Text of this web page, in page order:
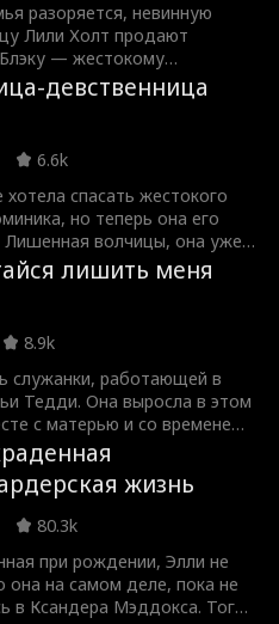
разоряется, невинную
Лили Холт продают
— жестокому
огромного состояния.
его репутацией, Лили
ночь их фиктивной свадьбы и
с Кэлом Фостером —
фермером,
в нее с первого
что Лили прячется от
и давнего врага, Кэл
кон свою жизнь и ферму,
девушку.
девственница
6.6k
хотела спасать жестокого
но теперь она его
Лишенная волчицы, она уже
но Доминик не
Он похищает девушку,
Она пытается
сопротивление лишь
страсть. И больше всего ее
что она сама начинает
лишить меня
8.9k
служанки, работающей в
Тедди. Она выросла в этом
с матерью и со временем
взаимными чувствами к
хозяину - Тедди. Когда они
Тедди,
страстью, начал
добиваться Бри. Но
неуверенность
положения: она всего
служанки. Тедди изо всех
жизнь
80.3k
при рождении, Элли не
она на самом деле, пока не
в Ксандера Мэддокса. Тогда